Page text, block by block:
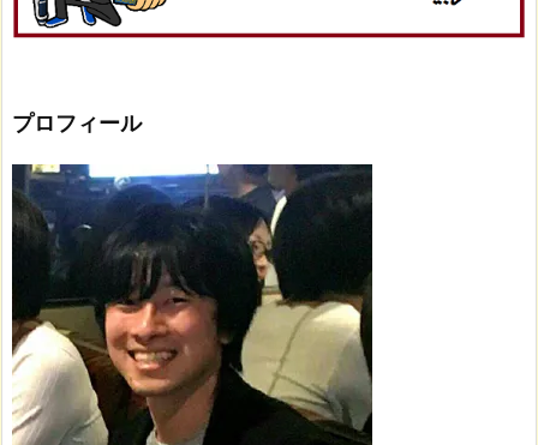
プロフィール